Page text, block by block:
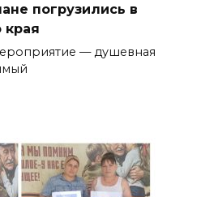
погрузились в
края
— душевная